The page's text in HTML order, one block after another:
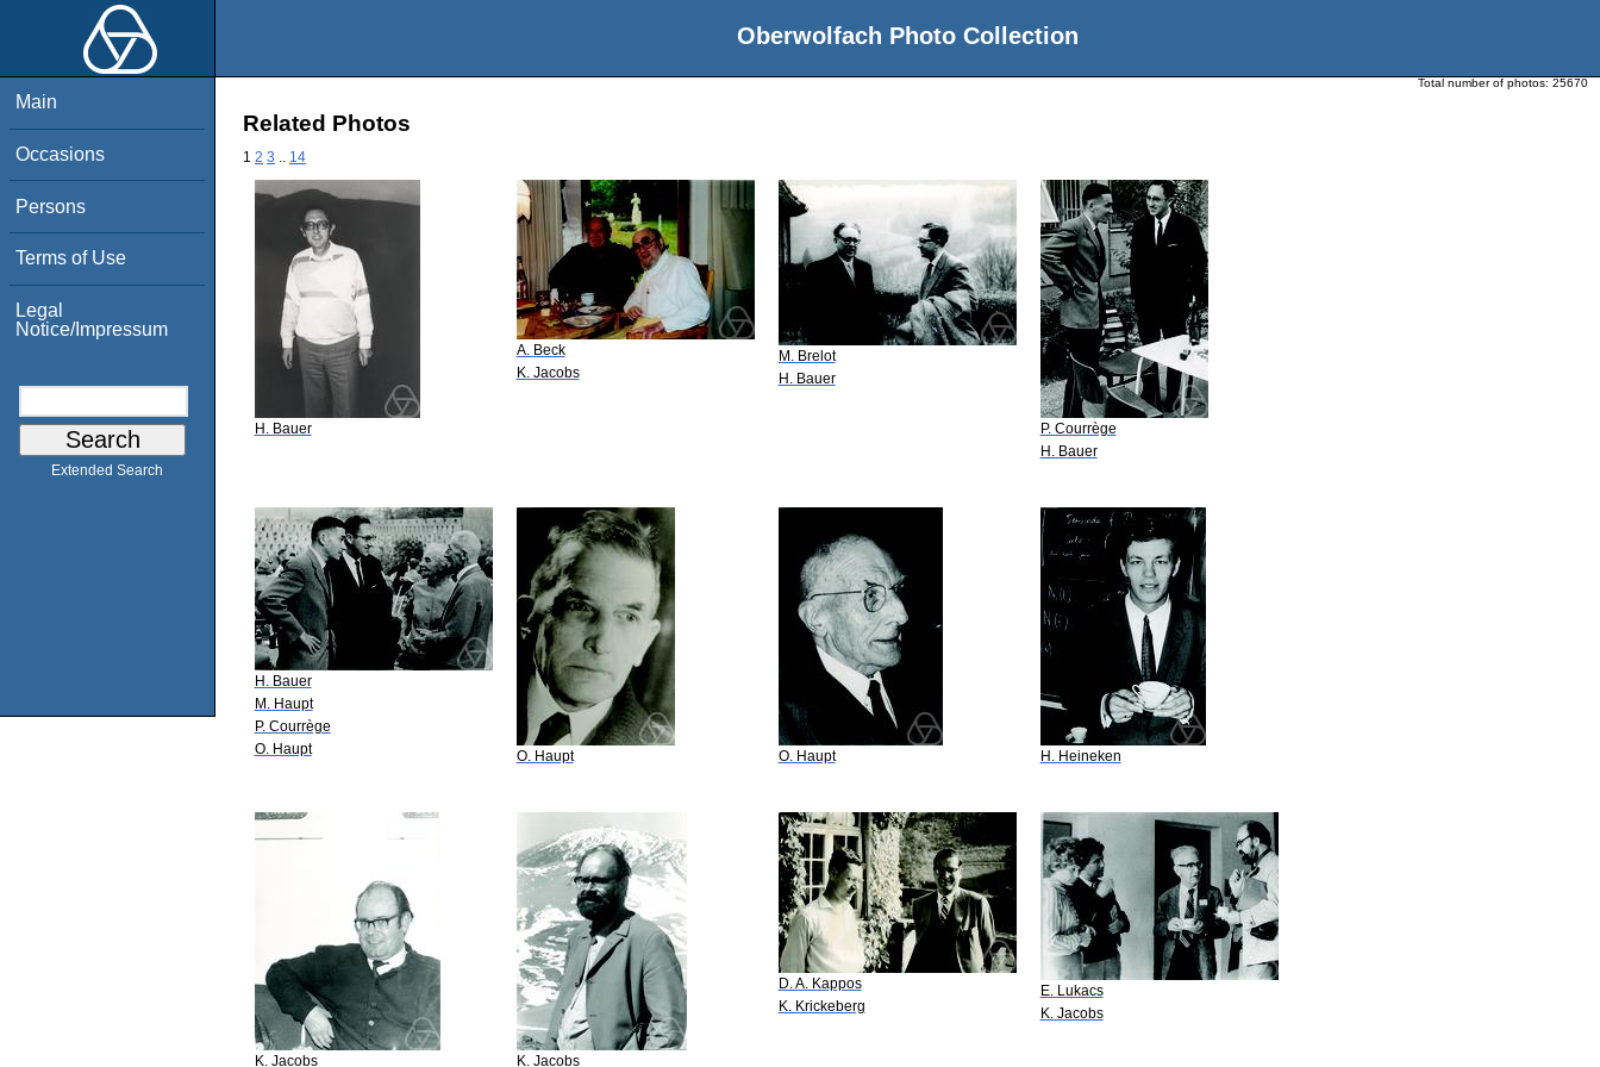
Oberwolfach Photo Collection
Main
Occasions
Persons
Terms of Use
Legal
Notice/Impressum
Extended Search
Total number of photos: 25670
Related Photos
1 2 3 14
H. Bauer
A. Beck
K. Jacobs
M. Brelot
H. Bauer
P. Courrège
H. Bauer
H. Bauer
M. Haupt
P. Courrège
O. Haupt
O. Haupt O. Haupt H. Heineken
K. Jacobs K. Jacobs
D. A. Kappos
K. Krickeberg
E. Lukacs
K. Jacobs